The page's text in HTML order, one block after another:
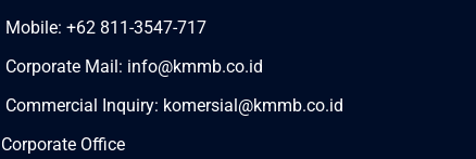
Mobile: +62 811-3547-717
Corporate Mail: info@kmmb.co.id
Commercial Inquiry: komersial@kmmb.co.id
Corporate Office